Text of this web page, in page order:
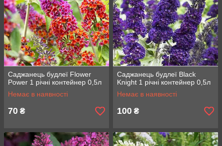
Саджанець будлеї Flower
Power 1 річні контейнер 0,5л
Немає в наявності
70 ₴
Саджанець будлеї Black
Knight 1 річні контейнер 0,5л
Немає в наявності
100 ₴